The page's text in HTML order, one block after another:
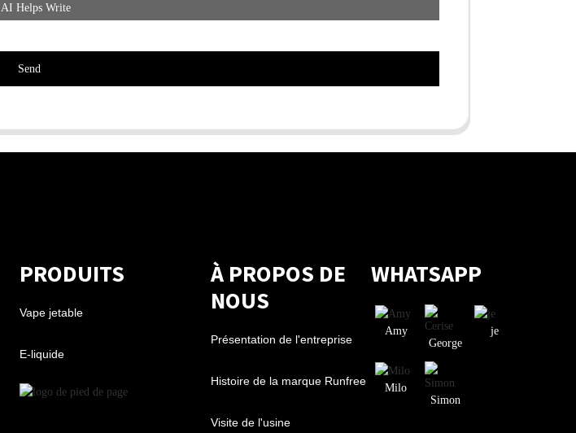
AI Helps Write
Send
PRODUITS
Vape jetable
E-liquide
À PROPOS DE
NOUS
Présentation de l'entreprise
Histoire de la marque Runfree
Visite de l'usine
WHATSAPP
Amy
George
je
Milo
Simon